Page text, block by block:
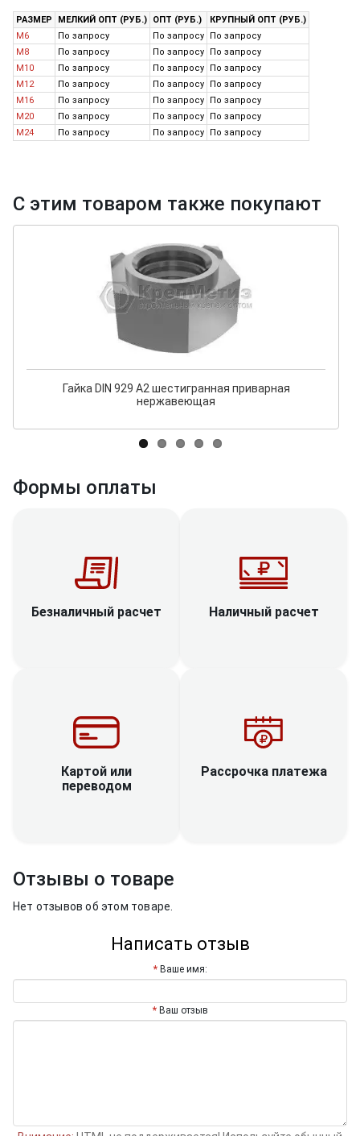
РАЗМЕР МЕЛКИЙ ОПТ (РУБ.) ОПТ (РУБ.)
КРУПНЫЙ ОПТ (РУБ.)
M6
По запросу По запросу
По запросу
M8
По запросу По запросу
По запросу
M10
По запросу По запросу
По запросу
M12
По запросу По запросу
По запросу
M16
По запросу По запросу
По запросу
M20
По запросу По запросу
По запросу
M24
По запросу По запросу По запросу
С этим товаром также покупают
Гайка DIN 929 А2 шестигранная приварная
нержавеющая
Формы оплаты
Безналичный расчет Наличный расчет
Картой или
переводом
Рассрочка платежа
Отзывы о товаре
Нет отзывов об этом товаре.
Написать отзыв
Ваше имя:
Ваш отзыв